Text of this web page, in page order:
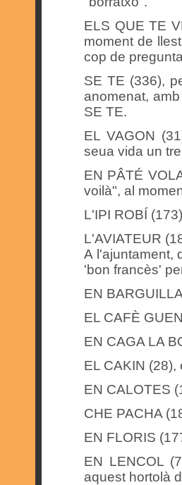
ELS QUE TE
moment de
cop de
SE TE (336),
anomenat,
SE TE.
EL VAGON
seua vida un
EN PÂTÉ
voilà", al
L'IPI ROBÍ
L'AVIATEUR
A l'ajuntament,
'bon francès'
EN
EL CAFÈ
EN CAGA LA
EL CAKIN
EN CALOTES
CHE PACHA
EN FLORIS
EN LENCOL
aquest hortolà